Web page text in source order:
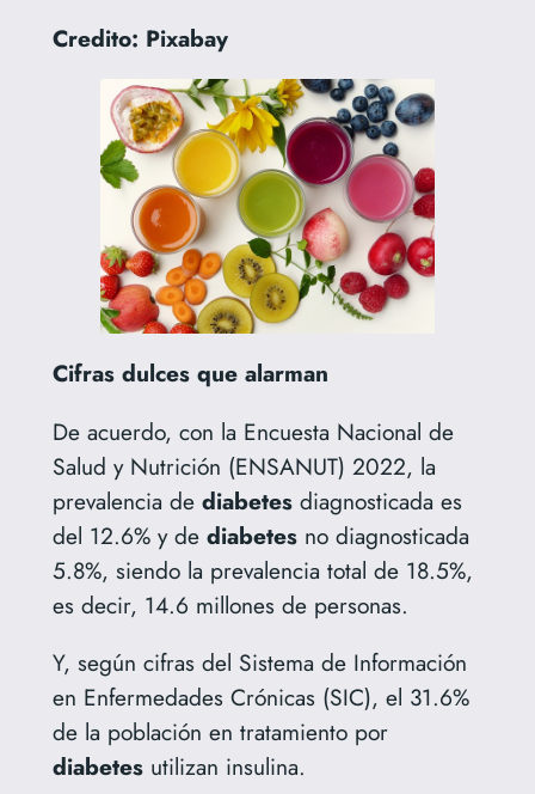
Credito: Pixabay
Cifras dulces que alarman
De acuerdo, con la Encuesta Nacional de
Salud y Nutrición (ENSANUT) 2022, la
prevalencia de diabetesdiagnosticada es
del 12.6% y de diabetesno diagnosticada
5.8%, siendo la prevalencia total de 18.5%,
es decir, 14.6 millones de personas.
Y, según cifras del Sistema de Información
en Enfermedades Crónicas (SIC), el 31.6%
de la población en tratamiento por
diabetesutilizan insulina.